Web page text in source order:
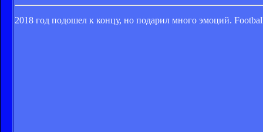
2018 год подошел к концу, но подарил много эмоций.